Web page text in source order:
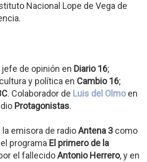
Nacional Lope de Vega de
de opinión en Diario 16;
y política en Cambio 16;
. Colaborador de Luis del Olmoen
Protagonistas.
la emisora de radioAntena 3 como
programa El primero de la
el fallecidoAntonio Herrero, y en